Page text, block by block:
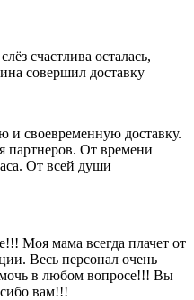
счастлива осталась,
совершил доставку
и своевременную доставку.
партнеров. От времени
От всей души
Моя мама всегда плачет от
Весь персонал очень
в любом вопросе!!! Вы
вам!!!